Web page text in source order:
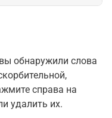
обнаружили слова
справа на
удалить их.